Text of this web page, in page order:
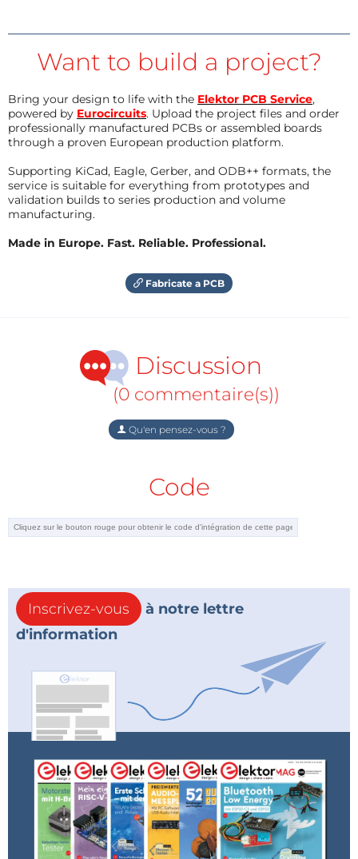
Want to build a project?
Bring your design to life with the Elektor PCB Service,
powered by Eurocircuits. Upload the project files and order
professionally manufactured PCBs or assembled boards
through a proven European production platform.
Supporting KiCad, Eagle, Gerber, and ODB++ formats, the
service is suitable for everything from prototypes and
validation builds to series production and volume
manufacturing.
Made in Europe. Fast. Reliable. Professional.
Fabricate a PCB
Discussion
(0 commentaire(s))
Qu'en pensez-vous ?
Code
Inscrivez-vous
à notre lettre
d'information